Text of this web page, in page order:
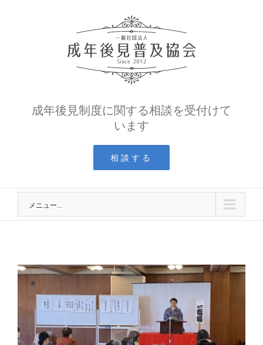
成年後見制度に関する相談を受付けて
います
相談する
メニュー...